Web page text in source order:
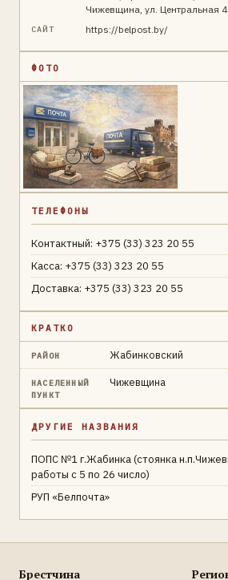
Чижевщина, ул. Центральная
САЙТ https://belpost.by/
ФОТО
ТЕЛЕФОНЫ
Контактный: +375 (33) 323 20 55
Касса: +375 (33) 323 20 55
Доставка: +375 (33) 323 20 55
КРАТКО
РАЙОН Жабинковский
НАСЕЛЕННЫЙ
ПУНКТ
Чижевщина
ДРУГИЕ НАЗВАНИЯ
ПОПС №1 г.Жабинка (стоянка
работы с 5 по 26 число)
РУП «Белпочта»
Брестчина